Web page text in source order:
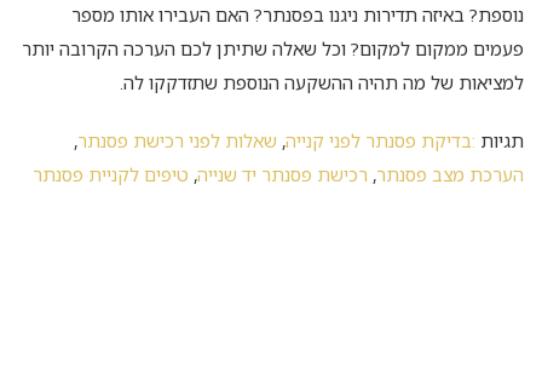
נוספת? באיזה תדירות ניגנו בפסנתר? האם העבירו אותו מספר
פעמים ממקום למקום? וכל שאלה שתיתן לכם הערכה הקרובה יותר
למציאות של מה תהיה ההשקעה הנוספת שתזדקקו לה.
תגיות :בדיקת פסנתר לפני קנייה, שאלות לפני רכישת פסנתר,
הערכת מצב פסנתר, רכישת פסנתר יד שנייה, טיפים לקניית פסנתר